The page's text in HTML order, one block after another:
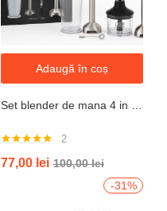
Adaugă în coș
5.00din 5
2
77,00 lei 100,00lei
-31%